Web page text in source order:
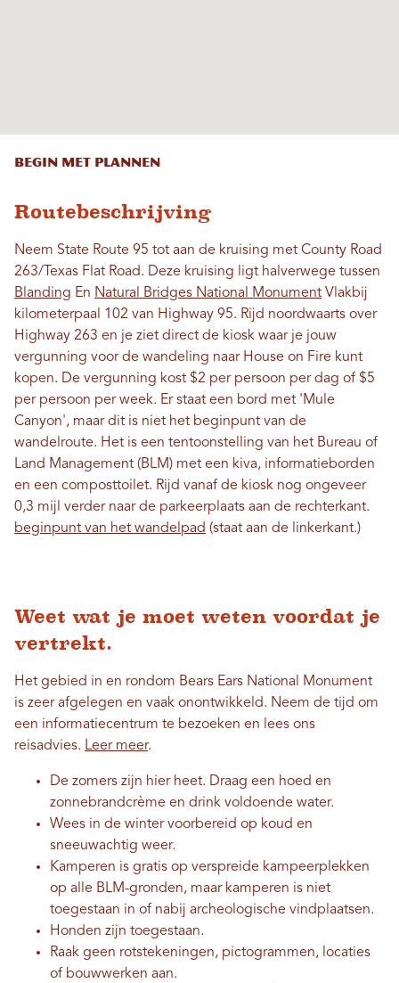
Begin met plannen
Routebeschrijving
Neem State Route 95 tot aan de kruising met County Road
263/Texas Flat Road. Deze kruising ligt halverwege tussen
Blanding En Natural Bridges National Monument Vlakbij
kilometerpaal 102 van Highway 95. Rijd noordwaarts over
Highway 263 en je ziet direct de kiosk waar je jouw
vergunning voor de wandeling naar House on Fire kunt
kopen. De vergunning kost $2 per persoon per dag of $5
per persoon per week. Er staat een bord met 'Mule
Canyon', maar dit is niet het beginpunt van de
wandelroute. Het is een tentoonstelling van het Bureau of
Land Management (BLM) met een kiva, informatieborden
en een composttoilet. Rijd vanaf de kiosk nog ongeveer
0,3 mijl verder naar de parkeerplaats aan de rechterkant.
beginpunt van het wandelpad (staat aan de linkerkant.)
Weet wat je moet weten voordat je
vertrekt.
Het gebied in en rondom Bears Ears National Monument
is zeer afgelegen en vaak onontwikkeld. Neem de tijd om
een ​​informatiecentrum te bezoeken en lees ons
reisadvies. Leer meer.
De zomers zijn hier heet. Draag een hoed en
zonnebrandcrème en drink voldoende water.
Wees in de winter voorbereid op koud en
sneeuwachtig weer.
Kamperen is gratis op verspreide kampeerplekken
op alle BLM-gronden, maar kamperen is niet
toegestaan ​​in of nabij archeologische vindplaatsen.
Honden zijn toegestaan.
Raak geen rotstekeningen, pictogrammen, locaties
of bouwwerken aan.